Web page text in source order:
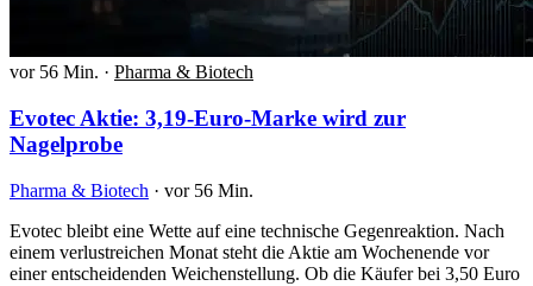
vor 56 Min. · Pharma & Biotech
Evotec Aktie: 3,19-Euro-Marke wird zur
Nagelprobe
Pharma & Biotech · vor 56 Min.
Evotec bleibt eine Wette auf eine technische Gegenreaktion. Nach
einem verlustreichen Monat steht die Aktie am Wochenende vor
einer entscheidenden Weichenstellung. Ob die Käufer bei 3,50 Euro